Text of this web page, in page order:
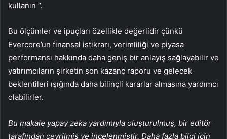
kullanın “.
Bu ölçümler ve ipuçları özellikle değerlidir çünkü
Evercore’un finansal istikrarı, verimliliği ve piyasa
performansı hakkında daha geniş bir anlayış sağlayabilir ve
yatırımcıların şirketin son kazanç raporu ve gelecek
beklentileri ışığında daha bilinçli kararlar almasına yardımcı
olabilirler.
Bu makale yapay zeka yardımıyla oluşturulmuş, bir editör
tarafından çevrilmiş ve incelenmiştir. Daha fazla bilgi için